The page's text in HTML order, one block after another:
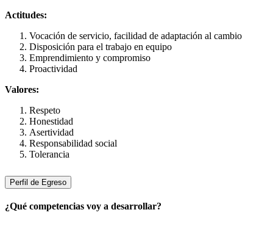
Actitudes:
Vocación de servicio, facilidad de adaptación al cambio
Disposición para el trabajo en equipo
Emprendimiento y compromiso
Proactividad
Valores:
Respeto
Honestidad
Asertividad
Responsabilidad social
Tolerancia
Perfil de Egreso
¿Qué competencias voy a desarrollar?